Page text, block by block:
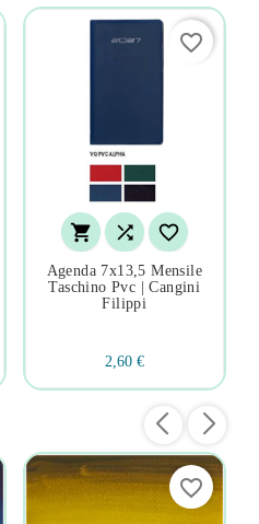
  
Agenda 7x13,5 Mensile
Taschino Pvc | Cangini
Filippi
2,60 €
favorite_border
favorite_border